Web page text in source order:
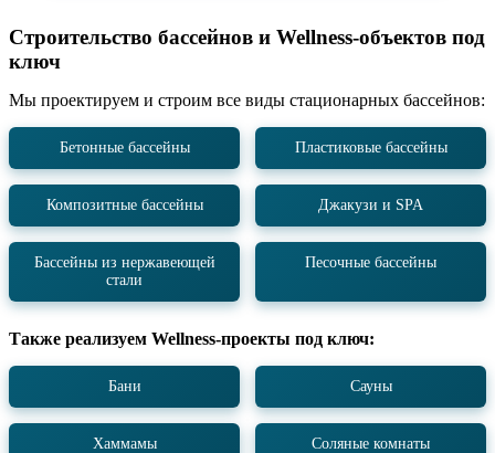
Строительство бассейнов и Wellness-объектов под
ключ
Мы проектируем и строим все виды стационарных бассейнов:
Бетонные бассейны Пластиковые бассейны
Композитные бассейны Джакузи и SPA
Бассейны из нержавеющей
стали
Песочные бассейны
Также реализуем Wellness-проекты под ключ:
Бани Сауны
Хаммамы Соляные комнаты